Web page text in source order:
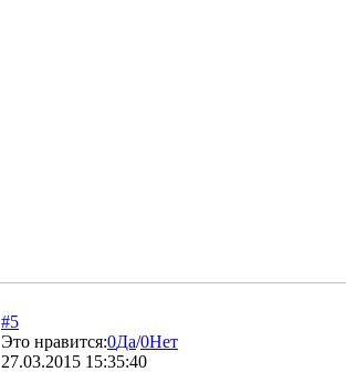
#5
Это нравится:0Да/0Нет
27.03.2015 15:35:40